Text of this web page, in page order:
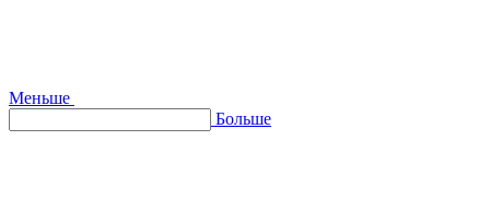
Меньше
Больше